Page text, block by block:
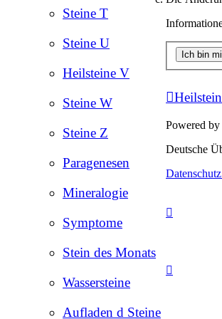
Steine T
Steine U
Heilsteine V
Steine W
Steine Z
Paragenesen
Mineralogie
Symptome
Stein des Monats
Wassersteine
Aufladen d Steine
Powered by
Deutsche
Datenschutz